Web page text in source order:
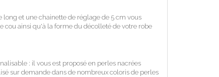
et une chainette de réglage de 5 cm vous
cou ainsi qu'à la forme du décolleté de votre robe
: il vous est proposé en perles nacrées
sur demande dans de nombreux coloris de perles